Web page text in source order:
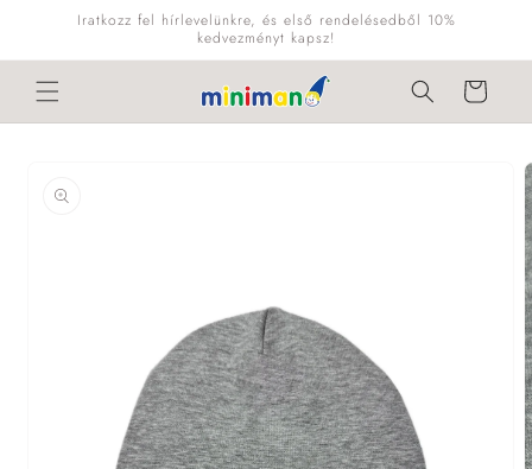
Ugrás aIratkozz fel hírlevelünkre, és első rendelésedből 10%
kedvezményt kapsz!
Kosár
ugrás a
termékadatokra